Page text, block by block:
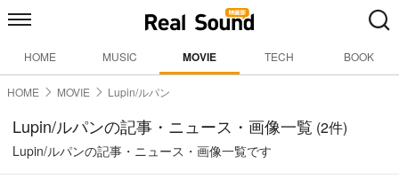
HOME MUSIC MOVIE TECH BOOK
HOME MOVIE Lupin/ルパン
Lupin/ルパンの記事・ニュース・画像一覧 (2件)
Lupin/ルパンの記事・ニュース・画像一覧です